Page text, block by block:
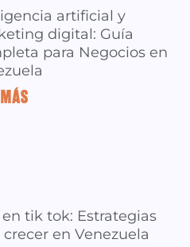
artificial y
digital: Guía
para Negocios en
»
en tik tok: Estrategias
crecer en Venezuela